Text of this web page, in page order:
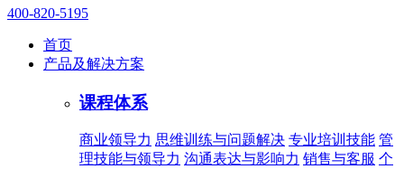
400-820-5195
首页
产品及解决方案
课程体系
商业领导力 思维训练与问题解决 专业培训技能 管
理技能与领导力 沟通表达与影响力 销售与客服 个